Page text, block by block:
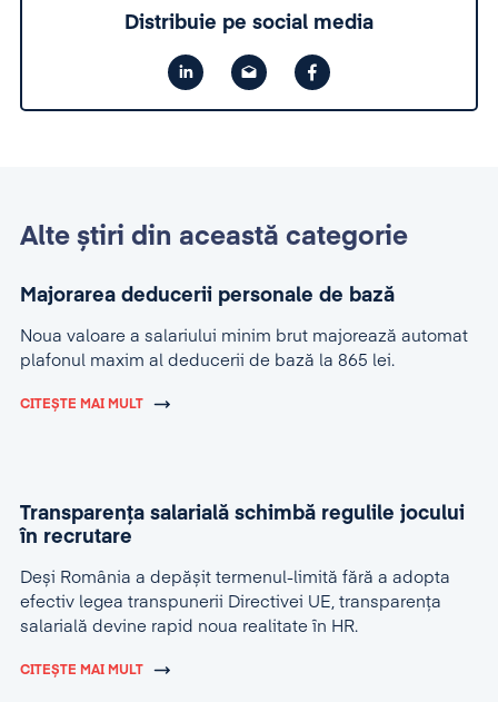
Distribuie pe social media
Alte știri din această categorie
Majorarea deducerii personale de bază
Noua valoare a salariului minim brut majorează automat
plafonul maxim al deducerii de bază la 865 lei.
CITEȘTE MAI MULT
Transparența salarială schimbă regulile jocului
în recrutare
Deși România a depășit termenul-limită fără a adopta
efectiv legea transpunerii Directivei UE, transparența
salarială devine rapid noua realitate în HR.
CITEȘTE MAI MULT